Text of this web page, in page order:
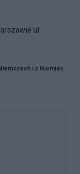
ul.
i z Niemiec